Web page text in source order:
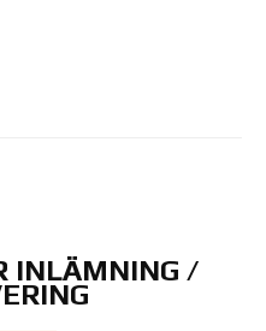
INLÄMNING /